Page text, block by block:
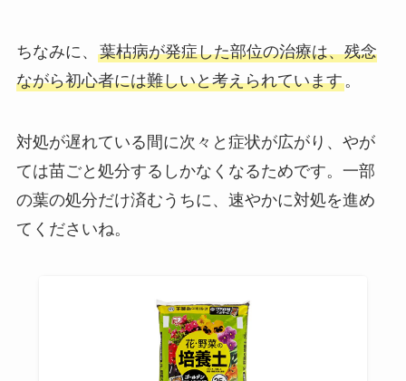
ちなみに、 葉枯病が発症した部位の治療は、残念
ながら初心者には難しいと考えられています。
対処が遅れている間に次々と症状が広がり、やが
ては苗ごと処分するしかなくなるためです。一部
の葉の処分だけ済むうちに、速やかに対処を進め
てくださいね。